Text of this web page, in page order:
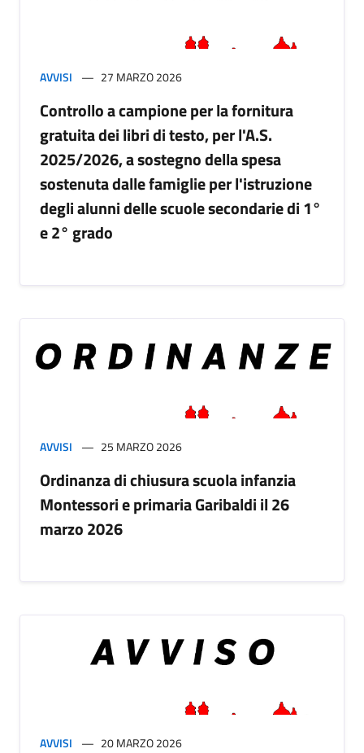
AVVISI 27 MARZO 2026
Controllo a campione per la fornitura
gratuita dei libri di testo, per l'A.S.
2025/2026, a sostegno della spesa
sostenuta dalle famiglie per l'istruzione
degli alunni delle scuole secondarie di 1°
e 2° grado
AVVISI 25 MARZO 2026
Ordinanza di chiusura scuola infanzia
Montessori e primaria Garibaldi il 26
marzo 2026
AVVISI 20 MARZO 2026